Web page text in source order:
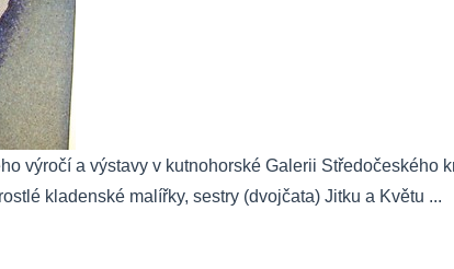
výročí a výstavy v kutnohorské Galerii Středočeského
kladenské malířky, sestry (dvojčata) Jitku a Květu ...